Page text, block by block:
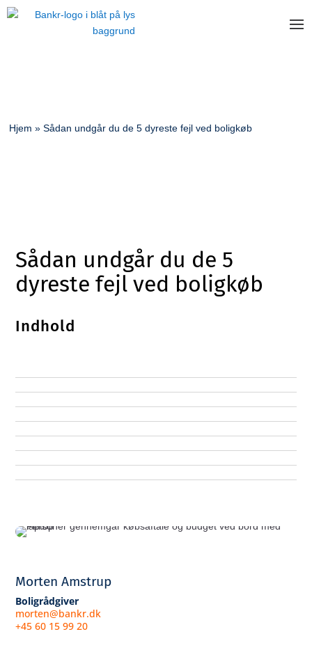
Hjem »Sådan undgår du de 5 dyreste fejl ved boligkøb
Sådan undgår du de 5
dyreste fejl ved boligkøb
Indhold
Morten Amstrup
Boligrådgiver
morten@bankr.dk
+45 60 15 99 20